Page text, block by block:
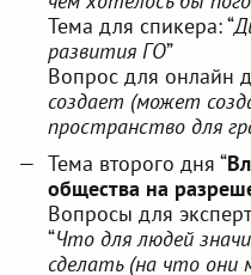
Тема для спикера: “
развития ГО”
Вопрос для онлайн
создает (может
пространство для
Тема второго дня “
общества на
Вопросы для
“Что для людей
сделать (на что они